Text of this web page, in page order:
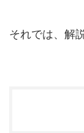
それでは、解